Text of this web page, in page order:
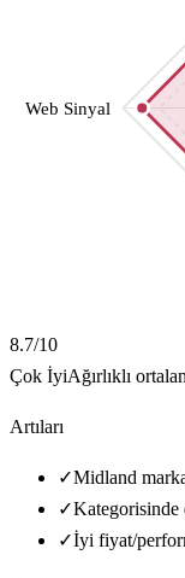
Web Sinyal
8.7/10
Çok İyiAğırlıklı
Artıları
✓Midland
✓Kategorisinde
✓İyi fiyat/